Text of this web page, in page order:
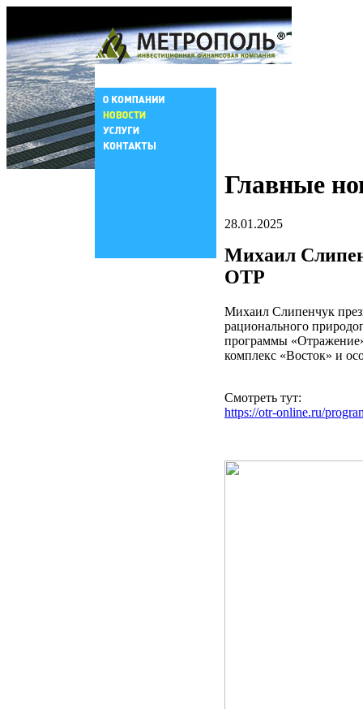
Главные
28.01.2025
Михаил
ОТР
Михаил Слипенчук
рационального
программы
комплекс «Восток» и
Смотреть тут:
https://otr-online.ru/